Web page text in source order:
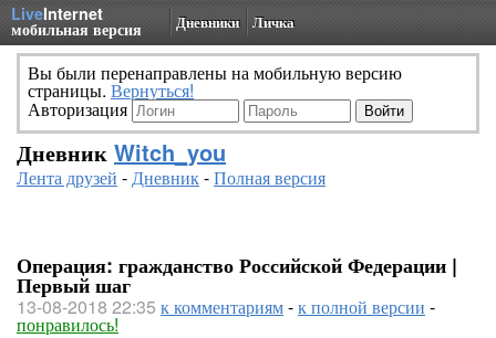
LiveInternet
мобильная версия Дневники Личка
Вы были перенаправлены на мобильную версию
страницы. Вернуться!
Авторизация
Дневник Witch_you
Лента друзей -Дневник-Полная версия
Операция: гражданство Российской Федерации |
Первый шаг
13-08-2018 22:35 к комментариям-к полной версии -
понравилось!